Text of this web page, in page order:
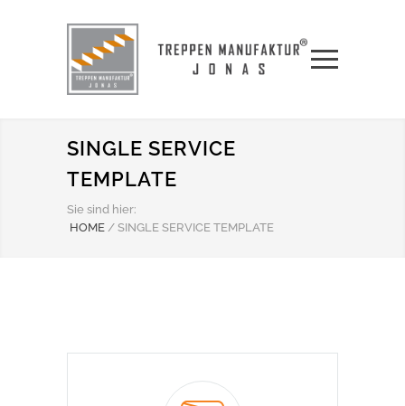
SINGLE SERVICE
TEMPLATE
Sie sind hier:
HOME / SINGLE SERVICE TEMPLATE